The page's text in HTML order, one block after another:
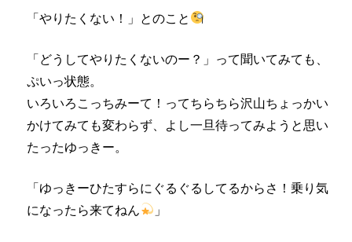
「やりたくない！」とのこと
「どうしてやりたくないのー？」って聞いてみても、
ぷいっ状態。
いろいろこっちみーて！ってちらちら沢山ちょっかい
かけてみても変わらず、よし一旦待ってみようと思い
たったゆっきー。
「ゆっきーひたすらにぐるぐるしてるからさ！乗り気
になったら来てねん
」